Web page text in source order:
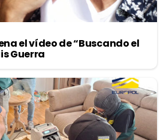
el vídeo de “Buscando el
Guerra